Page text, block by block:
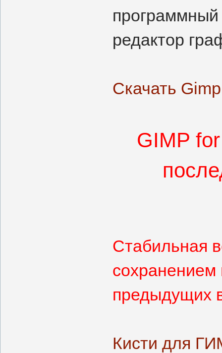
программный
редактор
Скачать
GIMP
Стабильная
сохранением
предыдущих
Кисти для